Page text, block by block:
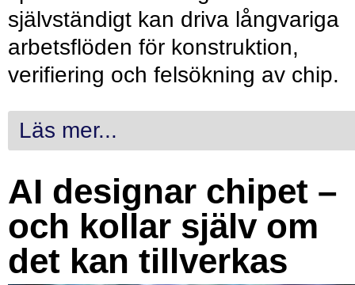
självständigt kan driva långvariga
arbetsflöden för konstruktion,
verifiering och felsökning av chip.
Läs mer...
AI designar chipet –
och kollar själv om
det kan tillverkas